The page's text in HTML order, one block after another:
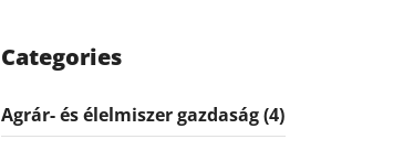
Categories
Agrár- és élelmiszer gazdaság(4)